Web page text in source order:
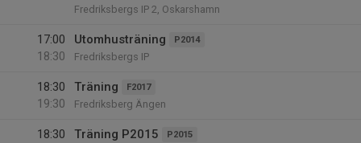
Fredriksbergs IP 2, Oskarshamn
17:00
18:30
Utomhusträning P2014
Fredriksbergs IP
18:30
19:30
Träning F2017
Fredriksberg Ängen
18:30
Träning P2015 P2015